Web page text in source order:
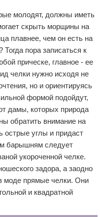
молодят, должны иметь
скрыть морщины на
плавнее, чем он есть на
пора записаться к
прическе, главное - ее
челки нужно исходя не
но и ориентируясь
формой подойдут,
дамы, которых природа
обратить внимание на
острые углы и придаст
барышням следует
укороченной челке.
задора, а заодно
моде прямые челки. Они
и квадратной